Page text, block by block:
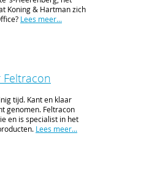
Koning & Hartman zich
Lees meer...
Feltracon
tijd. Kant en klaar
genomen. Feltracon
en is specialist in het
Lees meer...